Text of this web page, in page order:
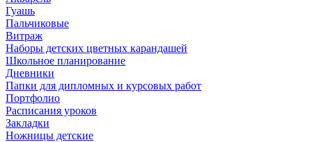
Гуашь
Пальчиковые
Витраж
Наборы детских цветных карандашей
Школьное планирование
Дневники
Папки для дипломных и курсовых работ
Портфолио
Расписания уроков
Закладки
Ножницы детские